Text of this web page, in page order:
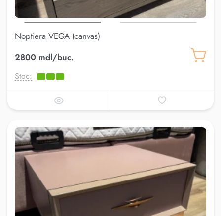
Noptiera VEGA (canvas)
2800 mdl/buc.
Stoc: